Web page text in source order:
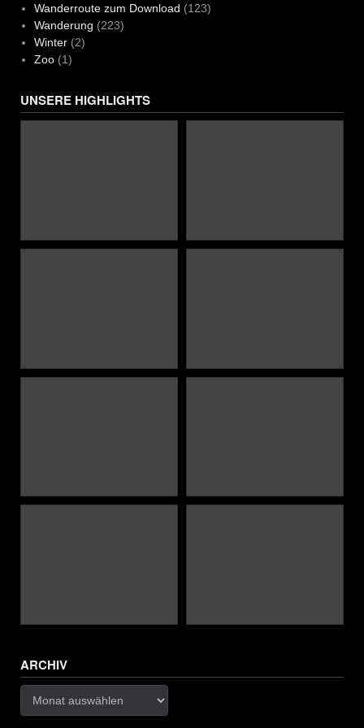
Wanderroute zum Download (123)
Wanderung (223)
Winter(2)
Zoo(1)
UNSERE HIGHLIGHTS
ARCHIV